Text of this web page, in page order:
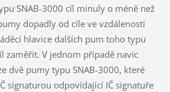
SNAB-3000 cíl minuly o méně než
dopadly od cíle ve vzdálenosti
hlavice dalších pum toho typu
zaměřit. V jednom případě navíc
dvě pumy typu SNAB-3000, které
signaturou odpovídající IČ signatuře